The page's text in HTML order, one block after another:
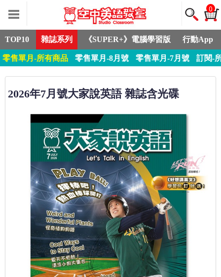
0
TOP10 雜誌系列 《SUPER+》電腦學習版 行動App
零售單月-所有商品 零售單月-8月號 零售單月-7月號 訂閱-
2026年7月號大家說英語 雜誌含光碟